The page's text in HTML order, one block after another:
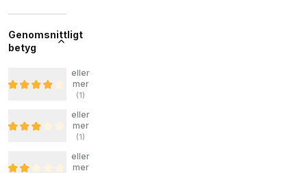
Genomsnittligt
betyg
eller
mer
(1)
eller
mer
(1)
eller
mer